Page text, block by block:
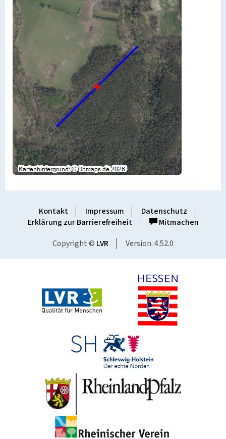
Kontakt Impressum
Datenschutz
Erklärung zur Barrierefreiheit
Mitmachen
Copyright © LVR Version: 4.52.0